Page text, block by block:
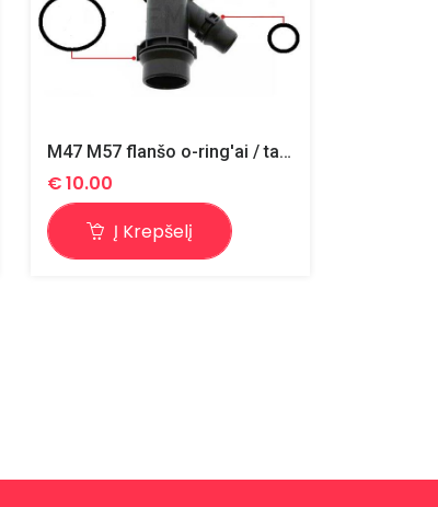
M47 M57 flanšo o-ring'ai / tarpinės
€10.00
Į Krepšelį